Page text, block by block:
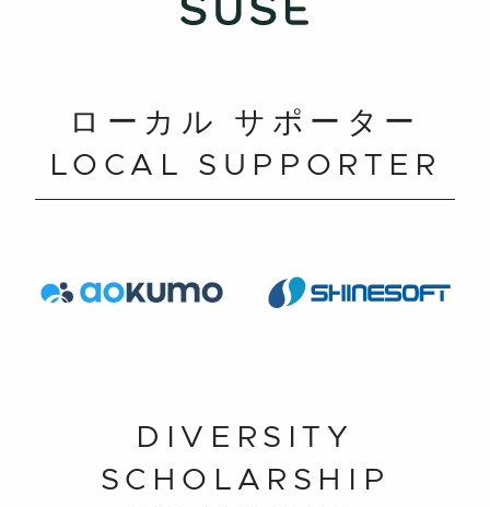
ローカル サポーター
LOCAL SUPPORTER
DIVERSITY
SCHOLARSHIP